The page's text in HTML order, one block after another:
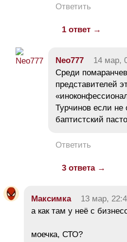
Ответить
1 ответ →
Neo777 14 мар,
Среди
представителей
Турчинов если
баптистский
Ответить
3 ответа →
Максимка 13 мар,
а как там у неё с
моечка, СТО?